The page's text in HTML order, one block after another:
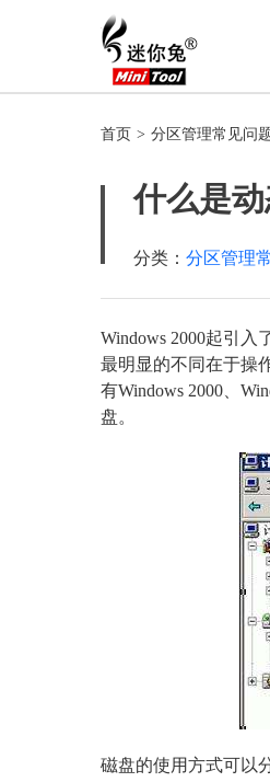
首页 > 分区管理常见问
什么是
分类： 分区管理
Windows 2000起引
最明显的不同在于操
有Windows 2000、
盘。
磁盘的使用方式可以